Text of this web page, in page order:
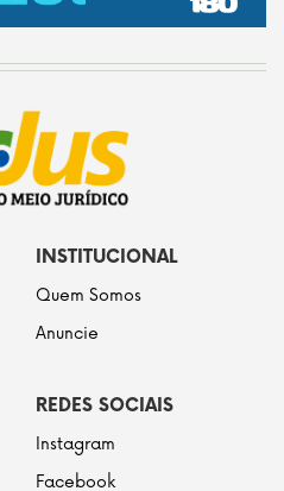
INSTITUCIONAL
Quem Somos
Anuncie
REDES SOCIAIS
Instagram
Facebook